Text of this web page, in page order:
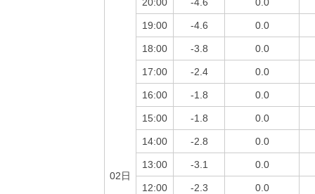
02日
19:00 -4.6 0.0
18:00 -3.8 0.0
17:00 -2.4 0.0
16:00 -1.8 0.0
15:00 -1.8 0.0
14:00 -2.8 0.0
13:00 -3.1 0.0
12:00 -2.3 0.0